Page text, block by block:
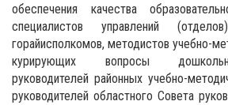
обеспечения качества
специалистов управлений
горайисполкомов, методистов учебно-
курирующих вопросы
руководителей районных учебно-
руководителей областного Совета